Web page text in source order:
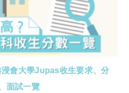
浸會大學Jupas收生要求、分
面試一覽